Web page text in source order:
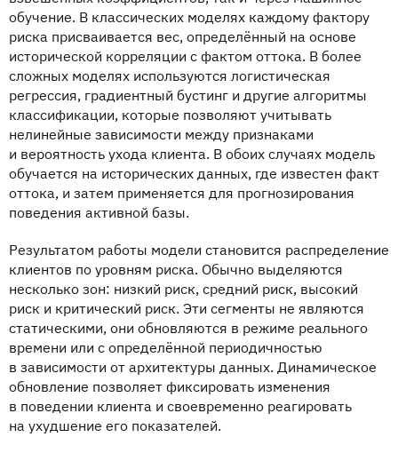
обучение. В классических моделях каждому фактору
риска присваивается вес, определённый на основе
исторической корреляции с фактом оттока. В более
сложных моделях используются логистическая
регрессия, градиентный бустинг и другие алгоритмы
классификации, которые позволяют учитывать
нелинейные зависимости между признаками
и вероятность ухода клиента. В обоих случаях модель
обучается на исторических данных, где известен факт
оттока, и затем применяется для прогнозирования
поведения активной базы.
Результатом работы модели становится распределение
клиентов по уровням риска. Обычно выделяются
несколько зон: низкий риск, средний риск, высокий
риск и критический риск. Эти сегменты не являются
статическими, они обновляются в режиме реального
времени или с определённой периодичностью
в зависимости от архитектуры данных. Динамическое
обновление позволяет фиксировать изменения
в поведении клиента и своевременно реагировать
на ухудшение его показателей.